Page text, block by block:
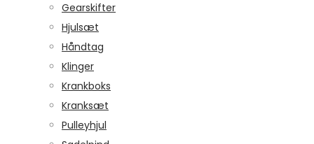
Gearskifter
Hjulsæt
Håndtag
Klinger
Krankboks
Kranksæt
Pulleyhjul